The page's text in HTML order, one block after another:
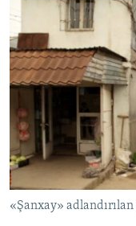
ARAŞDIRMA
MULTIMEDIA
VIDEO
FOTOQALEREYA
İNFOQRAFIKA
KARIKATURA
RADIO ARXIV
AZƏRBAYCAN
İSLAM VƏ DEMOKRATIYA
İZ - MƏDƏNIYYƏT
HAQQIMIZDA
MISSIYAMIZ
PEŞƏ ETIKASI VƏ
MATERIALLARIMIZDAN
AZADLIQRADIOSU
BIZI IZLƏ
RFE/RL-in bütün
«Şanxay» adlandırılan